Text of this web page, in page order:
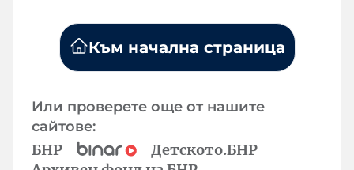
Към начална страница
Или проверете още от нашите
сайтове:
БНР
Детското.БНР